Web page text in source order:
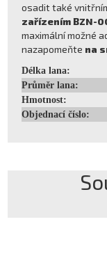
osadit také
zařízením BZN-
maximální možné
nazapomeňte na
Délka lana:
Průměr lana:
Hmotnost:
Objednací číslo: